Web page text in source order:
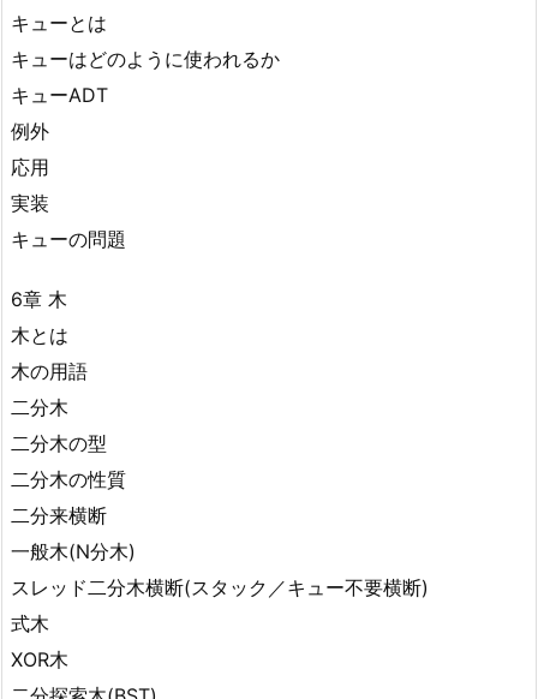
キューとは
キューはどのように使われるか
キューADT
例外
応用
実装
キューの問題
6章 木
木とは
木の用語
二分木
二分木の型
二分木の性質
二分来横断
一般木(N分木)
スレッド二分木横断(スタック／キュー不要横断)
式木
XOR木